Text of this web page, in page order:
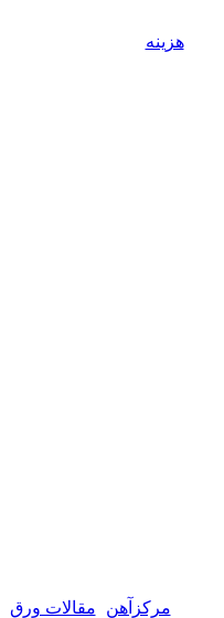
هزینه
مرکزآهن
مقالات ورق